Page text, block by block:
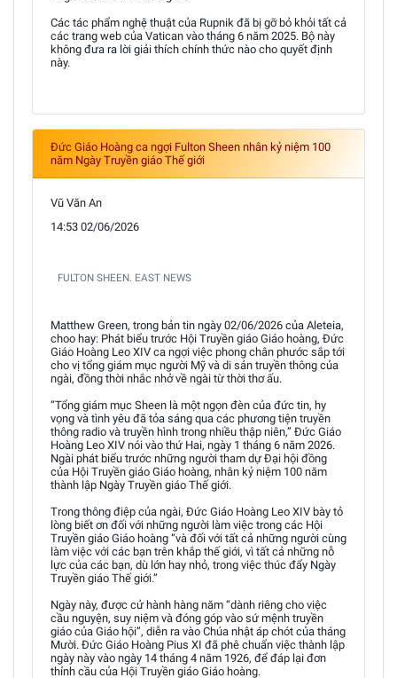
Các tác phẩm nghệ thuật của Rupnik đã bị gỡ bỏ khỏi tất cả
các trang web của Vatican vào tháng 6 năm 2025. Bộ này
không đưa ra lời giải thích chính thức nào cho quyết định
này.
Đức Giáo Hoàng ca ngợi Fulton Sheen nhân kỷ niệm 100
năm Ngày Truyền giáo Thế giới
Vũ Văn An
14:53 02/06/2026
FULTON SHEEN. EAST NEWS
Matthew Green, trong bản tin ngày 02/06/2026 của Aleteia,
choo hay: Phát biểu trước Hội Truyền giáo Giáo hoàng, Đức
Giáo Hoàng Leo XIV ca ngợi việc phong chân phước sắp tới
cho vị tổng giám mục người Mỹ và di sản truyền thông của
ngài, đồng thời nhắc nhở về ngài từ thời thơ ấu.
“Tổng giám mục Sheen là một ngọn đèn của đức tin, hy
vọng và tình yêu đã tỏa sáng qua các phương tiện truyền
thông radio và truyền hình trong nhiều thập niên,” Đức Giáo
Hoàng Leo XIV nói vào thứ Hai, ngày 1 tháng 6 năm 2026.
Ngài phát biểu trước những người tham dự Đại hội đồng
của Hội Truyền giáo Giáo hoàng, nhân kỷ niệm 100 năm
thành lập Ngày Truyền giáo Thế giới.
Trong thông điệp của ngài, Đức Giáo Hoàng Leo XIV bày tỏ
lòng biết ơn đối với những người làm việc trong các Hội
Truyền giáo Giáo hoàng “và đối với tất cả những người cùng
làm việc với các bạn trên khắp thế giới, vì tất cả những nỗ
lực của các bạn, dù lớn hay nhỏ, trong việc thúc đẩy Ngày
Truyền giáo Thế giới.”
Ngày này, được cử hành hàng năm “dành riêng cho việc
cầu nguyện, suy niệm và đóng góp vào sứ mệnh truyền
giáo của Giáo hội”, diễn ra vào Chúa nhật áp chót của tháng
Mười. Đức Giáo Hoàng Pius XI đã phê chuẩn việc thành lập
ngày này vào ngày 14 tháng 4 năm 1926, để đáp lại đơn
thỉnh cầu của Hội Truyền giáo Giáo hoàng.